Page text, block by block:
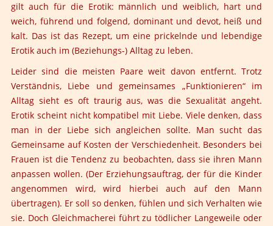
gilt auch für die Erotik: männlich und weiblich, hart und
weich, führend und folgend, dominant und devot, heiß und
kalt. Das ist das Rezept, um eine prickelnde und lebendige
Erotik auch im (Beziehungs-) Alltag zu leben.
Leider sind die meisten Paare weit davon entfernt. Trotz
Verständnis, Liebe und gemeinsames „Funktionieren“ im
Alltag sieht es oft traurig aus, was die Sexualität angeht.
Erotik scheint nicht kompatibel mit Liebe. Viele denken, dass
man in der Liebe sich angleichen sollte. Man sucht das
Gemeinsame auf Kosten der Verschiedenheit. Besonders bei
Frauen ist die Tendenz zu beobachten, dass sie ihren Mann
anpassen wollen. (Der Erziehungsauftrag, der für die Kinder
angenommen wird, wird hierbei auch auf den Mann
übertragen). Er soll so denken, fühlen und sich Verhalten wie
sie. Doch Gleichmacherei führt zu tödlicher Langeweile oder